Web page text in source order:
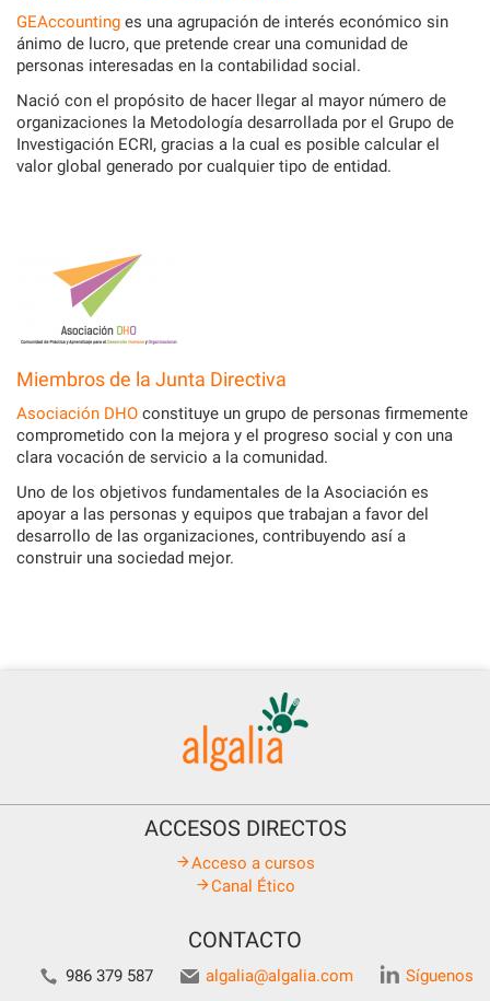
GEAccounting es una agrupación de interés económico sin
ánimo de lucro, que pretende crear una comunidad de
personas interesadas en la contabilidad social.
Nació con el propósito de hacer llegar al mayor número de
organizaciones la Metodología desarrollada por el Grupo de
Investigación ECRI, gracias a la cual es posible calcular el
valor global generado por cualquier tipo de entidad.
Miembros de la Junta Directiva
Asociación DHO constituye un grupo de personas firmemente
comprometido con la mejora y el progreso social y con una
clara vocación de servicio a la comunidad.
Uno de los objetivos fundamentales de la Asociación es
apoyar a las personas y equipos que trabajan a favor del
desarrollo de las organizaciones, contribuyendo así a
construir una sociedad mejor.
ACCESOS DIRECTOS
Acceso a cursos
Canal Ético
CONTACTO
986 379 587 algalia@algalia.com Síguenos